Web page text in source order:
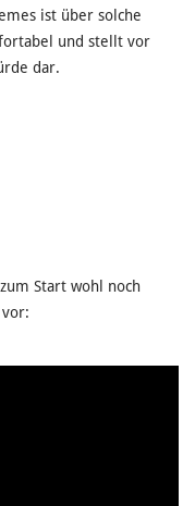
ist über solche
und stellt vor
dar.
Start wohl noch